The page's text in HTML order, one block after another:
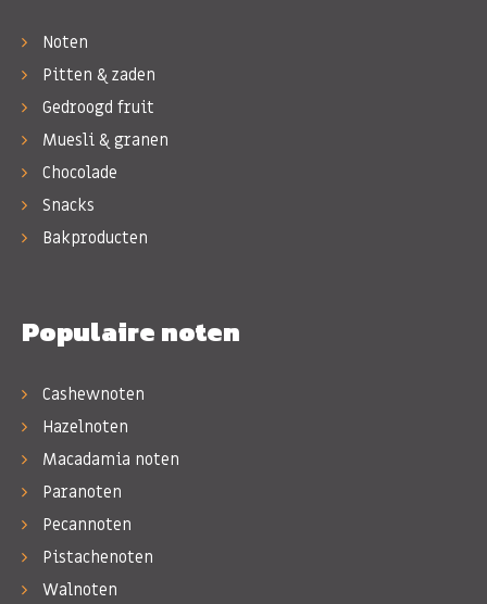
Noten
Pitten & zaden
Gedroogd fruit
Muesli & granen
Chocolade
Snacks
Bakproducten
Populaire noten
Cashewnoten
Hazelnoten
Macadamia noten
Paranoten
Pecannoten
Pistachenoten
Walnoten